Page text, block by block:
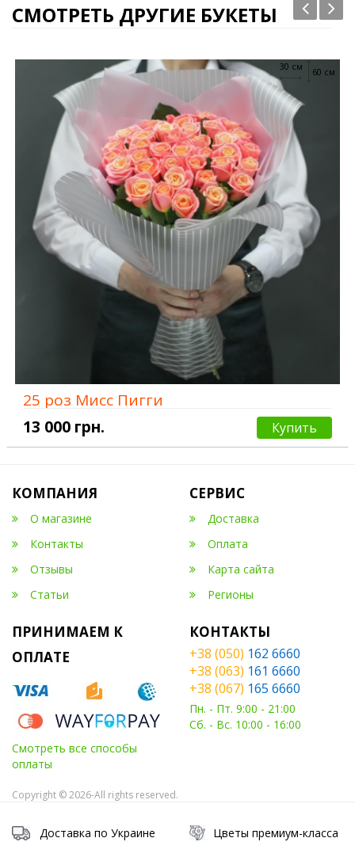
СМОТРЕТЬ ДРУГИЕ БУКЕТЫ
60 см
30 см
25 роз Мисс Пигги
13 000 грн.
Купить
КОМПАНИЯ
О магазине
Контакты
Отзывы
Статьи
СЕРВИС
Доставка
Оплата
Карта сайта
Регионы
ПРИНИМАЕМ К
ОПЛАТЕ
Смотреть все способы
оплаты
КОНТАКТЫ
+38 (050) 162 6660
+38 (063) 161 6660
+38 (067) 165 6660
Пн. - Пт. 9:00 - 21:00
Сб. - Вс. 10:00 - 16:00
Copyright © 2026-All rights reserved.
Доставка по Украине Цветы премиум-класса